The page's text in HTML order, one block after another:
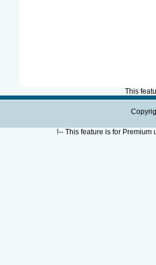
This
!--This feature is for Premium